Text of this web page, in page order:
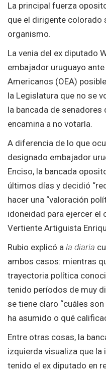
La principal fuerza
que el dirigente colorado
organismo.
La venia del ex diputado
embajador uruguayo
Americanos (OEA)
la Legislatura que no se
la bancada de senadores
encamina a no votarla.
A diferencia de lo que
designado embajador
Enciso, la bancada
últimos días y decidió
hacer una “valoración
idoneidad para ejercer el
Vertiente Artiguista
Rubio explicó a la diaria
ambos casos: mientras
trayectoria política
tenido períodos de muy
se tiene claro “cuáles
ha asumido o qué
Entre otras cosas, la
izquierda visualiza que
tenido el ex diputado en